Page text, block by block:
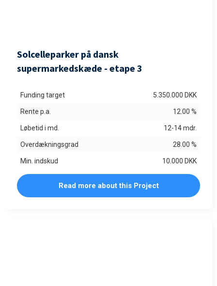
Solcelleparker på dansk
supermarkedskæde - etape 3
Funding target 5.350.000 DKK
Rente p.a. 12.00 %
Løbetid i md. 12-14 mdr.
Overdækningsgrad 28.00 %
Min. indskud 10.000 DKK
Read more about this Project